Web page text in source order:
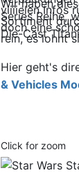
Series Reihe,
Die-Cast
viiiielen Infos
doch eine
Wir haben
Sortiment
rein, es lohnt
Hier geht's
& Vehicles